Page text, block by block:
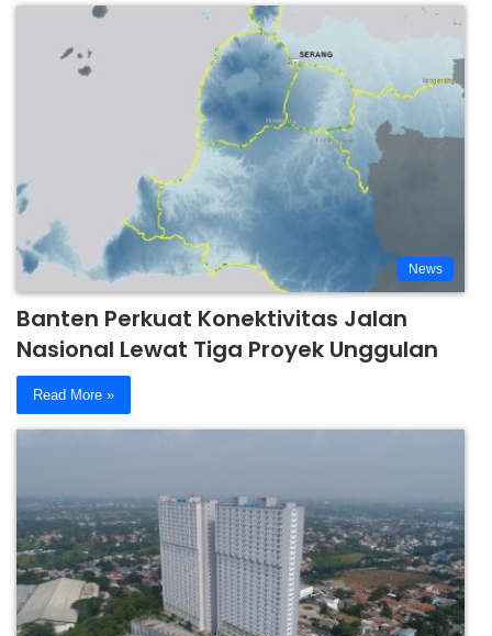
News
Banten Perkuat Konektivitas Jalan
Nasional Lewat Tiga Proyek Unggulan
Read More »